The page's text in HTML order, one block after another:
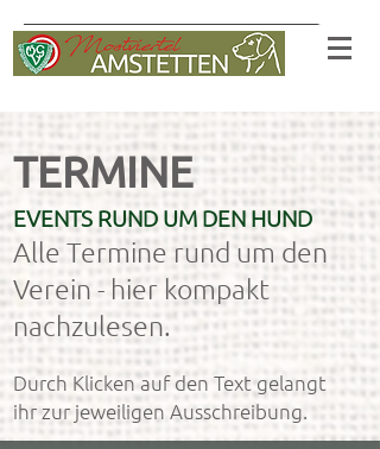
TERMINE
EVENTS RUND UM DEN HUND
Alle Termine rund um den
Verein - hier kompakt
nachzulesen.
Durch Klicken auf den Text gelangt
ihr zur jeweiligen Ausschreibung.​